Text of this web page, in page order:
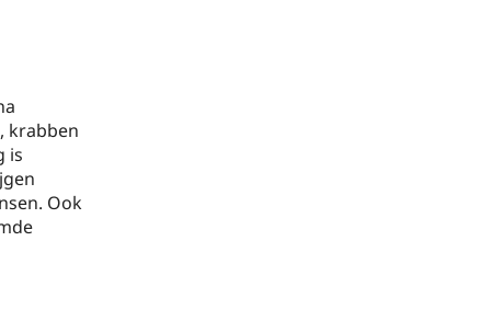
krabben
is
Ook